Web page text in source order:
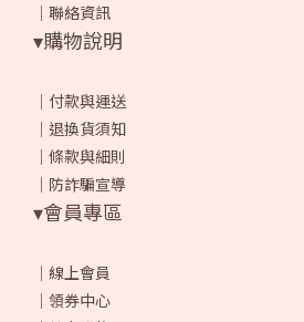
｜ 聯絡資訊
▾購物說明
｜ 付款與運送
｜ 退換貨須知
｜ 條款與細則
｜ 防詐騙宣導
▾會員專區
｜ 線上會員
｜ 領券中心